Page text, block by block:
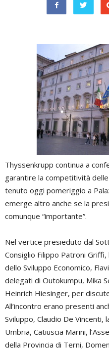
Thyssenkrupp continua a
garantire la competitività delle
tenuto oggi pomeriggio a
emerge altro anche se la
comunque “importante”.
Nel vertice presieduto dal
Consiglio Filippo Patroni
dello Sviluppo Economico,
delegati di Outokumpu, Mika
Heinrich Hiesinger, per
All’incontro erano presenti
Sviluppo, Claudio De
Umbria, Catiuscia Marini,
della Provincia di Terni,